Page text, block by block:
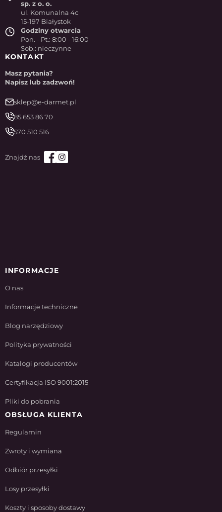
sp. z o. o.
ul. Komunalna 4c
15-197 Białystok
Godziny otwarcia
Pon. - Pt.: 8:00 - 16:00
Sob.: nieczynne
KONTAKT
Masz pytania?
Napisz lub zadzwoń!
sklep@e-darmet.pl
85 653 86 70
570 510 516
INFORMACJE
O nas
Informacje techniczne
Blog narzędziowy
Polityka prywatności
Katalogi producentów
Certyfikacja ISO 9001:2015
Pliki do pobrania
OBSŁUGA KLIENTA
Regulamin
Zwroty i wymiana
Odbiór przesyłki
Losy przesyłki
Koszty i sposoby dostawy